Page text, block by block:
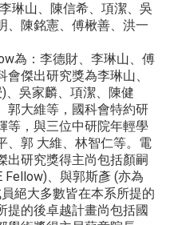
琳山、陳信希、項潔、吳
、陳銘憲、傅楸善、洪一
為：李德財、李琳山、傅
傑出研究獎為李琳山、
、吳家麟、項潔、陳健
郭大維等，國科會特約研
等，與三位中研院年輕學
、郭 大維、林智仁等。電
出研究獎得主尚包括顏嗣
Fellow)、與郭斯彥 (亦為
員絕大多數皆在本系所提的
提的後卓越計畫尚包括國